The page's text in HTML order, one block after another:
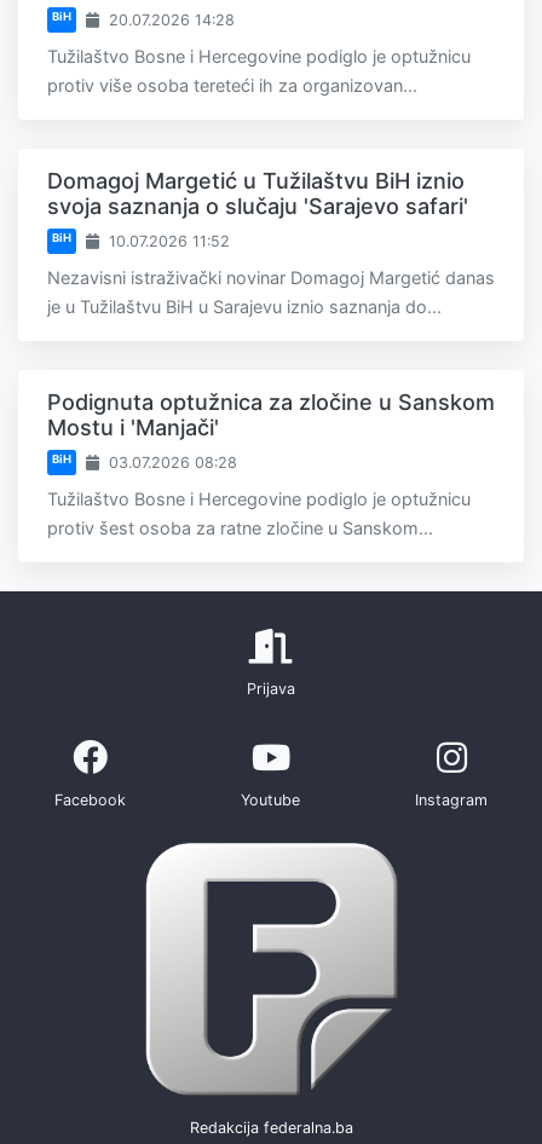
BiH 20.07.2026 14:28
Tužilaštvo Bosne i Hercegovine podiglo je optužnicu
protiv više osoba tereteći ih za organizovan...
Domagoj Margetić u Tužilaštvu BiH iznio
svoja saznanja o slučaju 'Sarajevo safari'
BiH 10.07.2026 11:52
Nezavisni istraživački novinar Domagoj Margetić danas
je u Tužilaštvu BiH u Sarajevu iznio saznanja do...
Podignuta optužnica za zločine u Sanskom
Mostu i 'Manjači'
BiH 03.07.2026 08:28
Tužilaštvo Bosne i Hercegovine podiglo je optužnicu
protiv šest osoba za ratne zločine u Sanskom...
Prijava
Facebook Youtube Instagram
Redakcija federalna.ba